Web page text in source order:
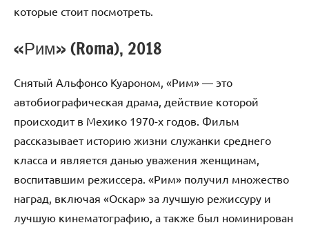
которые стоит посмотреть.
«Рим» (Roma), 2018
Снятый Альфонсо Куароном, «Рим» — это
автобиографическая драма, действие которой
происходит в Мехико 1970-х годов. Фильм
рассказывает историю жизни служанки среднего
класса и является данью уважения женщинам,
воспитавшим режиссера. «Рим» получил множество
наград, включая «Оскар» за лучшую режиссуру и
лучшую кинематографию, а также был номинирован